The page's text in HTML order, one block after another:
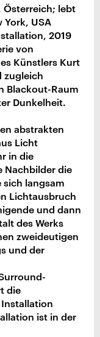
Österreich; lebt
USA
2019
von
Künstlers Kurt
zugleich
Blackout-Raum
Dunkelheit.
abstrakten
Licht
in die
Nachbilder die
langsam
Lichtausbruch
und dann
des Werks
zweideutigen
und der
die
ist in der